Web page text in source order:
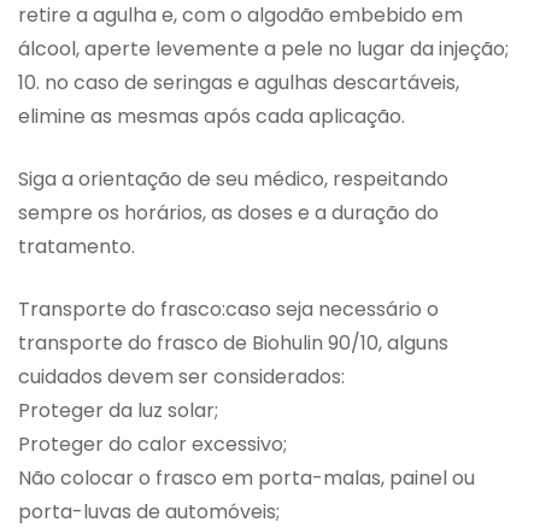
retire a agulha e, com o algodão embebido em
álcool, aperte levemente a pele no lugar da injeção;
10. no caso de seringas e agulhas descartáveis,
elimine as mesmas após cada aplicação.
Siga a orientação de seu médico, respeitando
sempre os horários, as doses e a duração do
tratamento.
Transporte do frasco:caso seja necessário o
transporte do frasco de Biohulin 90/10, alguns
cuidados devem ser considerados:
Proteger da luz solar;
Proteger do calor excessivo;
Não colocar o frasco em porta-malas, painel ou
porta-luvas de automóveis;